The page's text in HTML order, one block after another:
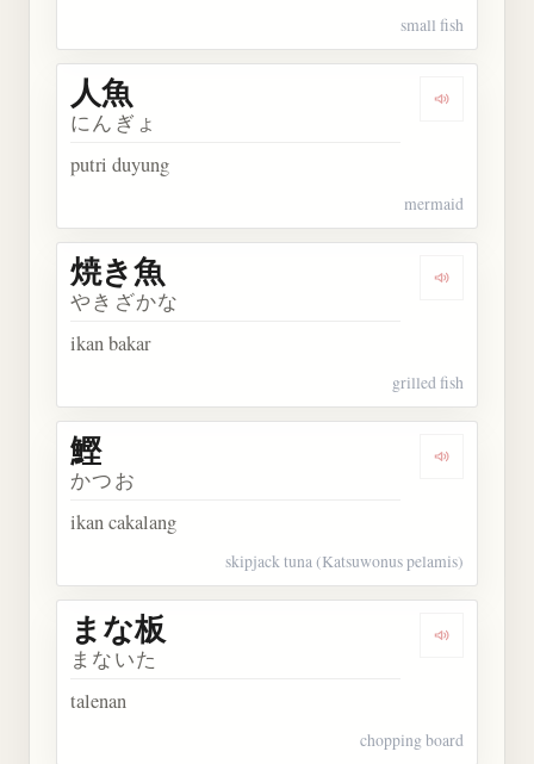
small fish
Dengarkan
人魚
にんぎょ
putri duyung
mermaid
Dengarkan
焼き魚
やきざかな
ikan bakar
grilled fish
Dengarkan
鰹
かつお
ikan cakalang
skipjack tuna (Katsuwonus pelamis)
Dengarkan
まな板
まないた
talenan
chopping board